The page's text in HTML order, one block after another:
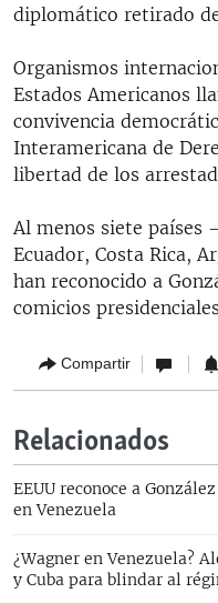
diplomático retirado
Organismos
Estados Americanos
convivencia
Interamericana de
libertad de los
Al menos siete países
Ecuador, Costa Rica,
han reconocido a
comicios
Compartir
Relacionados
EEUU reconoce a
en Venezuela
¿Wagner en Venezuela?
y Cuba para blindar al